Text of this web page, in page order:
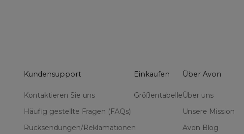
Kundensupport
Kontaktieren Sie uns
Häufig gestellte Fragen (FAQs)
Rücksendungen/Reklamationen
Einkaufen
Größentabelle
Über Avon
Über uns
Unsere Mission
Avon Blog